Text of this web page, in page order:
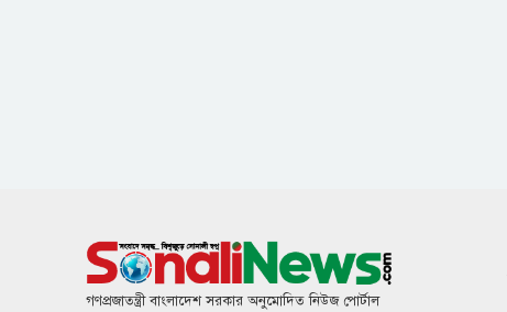
গণপ্রজাতন্ত্রী বাংলাদেশ সরকার অনুমোদিত নিউজ পোর্টাল